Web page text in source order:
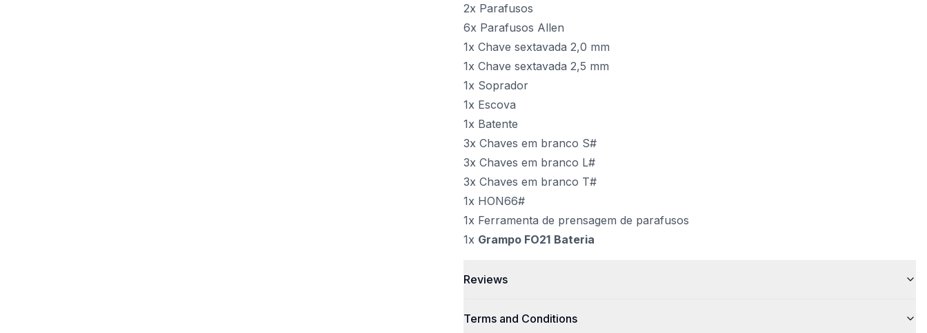
2x Parafusos
6x Parafusos Allen
1x Chave sextavada 2,0 mm
1x Chave sextavada 2,5 mm
1x Soprador
1x Escova
1x Batente
3x Chaves em branco S#
3x Chaves em branco L#
3x Chaves em branco T#
1x HON66#
1x Ferramenta de prensagem de parafusos
1x Grampo FO21 Bateria
Reviews
Terms and Conditions